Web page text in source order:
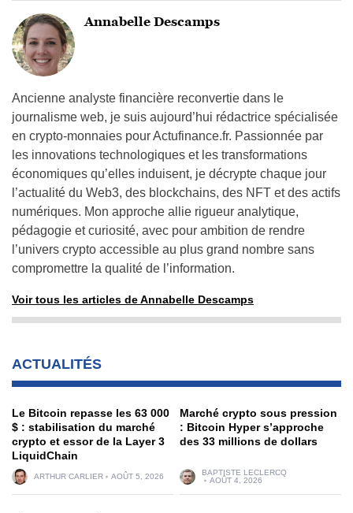
Annabelle Descamps
Ancienne analyste financière reconvertie dans le
journalisme web, je suis aujourd’hui rédactrice spécialisée
en crypto-monnaies pour Actufinance.fr. Passionnée par
les innovations technologiques et les transformations
économiques qu’elles induisent, je décrypte chaque jour
l’actualité du Web3, des blockchains, des NFT et des actifs
numériques. Mon approche allie rigueur analytique,
pédagogie et curiosité, avec pour ambition de rendre
l’univers crypto accessible au plus grand nombre sans
compromettre la qualité de l’information.
Voir tous les articles de Annabelle Descamps
ACTUALITÉS
Le Bitcoin repasse les 63 000
$ : stabilisation du marché
crypto et essor de la Layer 3
LiquidChain
ARTHUR CARLIER AOÛT 5, 2026
Marché crypto sous pression
: Bitcoin Hyper s’approche
des 33 millions de dollars
BAPTISTE LECLERCQ
AOÛT 4, 2026